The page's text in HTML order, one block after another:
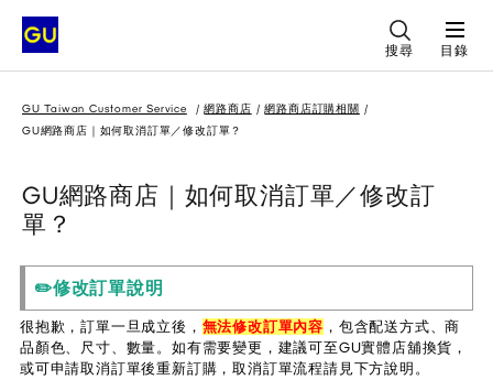
搜尋 目錄
GU Taiwan Customer Service 網路商店
網路商店訂購相關
GU網路商店｜如何取消訂單／修改訂單？
GU網路商店｜如何取消訂單／修改訂
單？
✏️修改訂單說明
很抱歉，訂單一旦成立後， 無法修改訂單內容 ，包含配送方式、商
品顏色、尺寸、數量。如有需要變更，建議可至GU實體店舖換貨，
或可申請取消訂單後重新訂購，取消訂單流程請見下方說明。